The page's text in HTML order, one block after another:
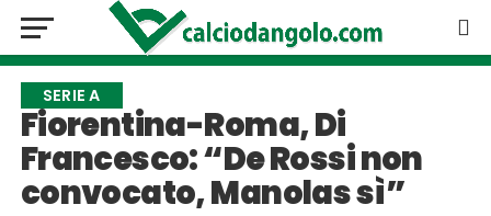
SERIE A
Fiorentina-Roma, Di
Francesco: “De Rossi non
convocato, Manolas sì”